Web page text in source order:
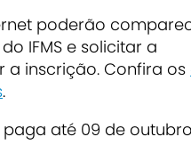
poderão
IFMS e solicitar a
inscrição. Confira os
.
paga até 09 de